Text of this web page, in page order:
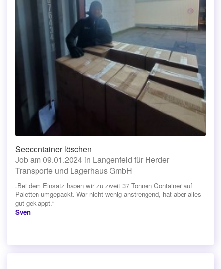
Seecontainer löschen
Job am 09.01.2024 in Langenfeld für Herder
Transporte und Lagerhaus GmbH
„Bei dem Einsatz haben wir zu zweit 37 Tonnen Container auf
Paletten umgepackt. War nicht wenig anstrengend, hat aber alles
gut geklappt.“
Sven